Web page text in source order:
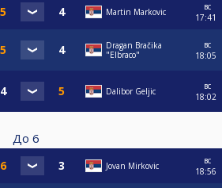
Martin Markovic
вс
17:41
Dragan Bračika
"Elbraco"
вс
18:05
Dalibor Geljic
вс
18:02
До 6
Jovan Mirkovic
вс
18:56